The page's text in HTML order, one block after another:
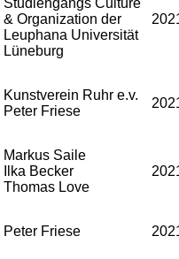
Studiengangs Culture
& Organization der
Leuphana Universität
Lüneburg
Kunstverein Ruhr e.v.
Peter Friese
Markus Saile
Ilka Becker
Thomas Love
Peter Friese